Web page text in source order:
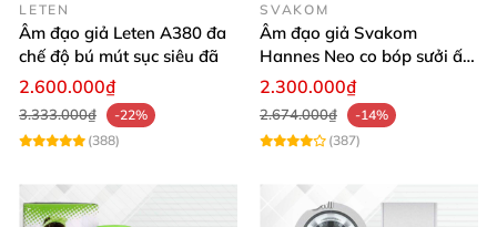
LETEN
Âm đạo giả Leten A380 đa
chế độ bú mút sục siêu đã
2.600.000₫
3.333.000₫
-22%
(388)
SVAKOM
Âm đạo giả Svakom
Hannes Neo co bóp sưởi ấm
điều khiển app tiện lợi kích
thích mạnh mẽ
2.300.000₫
2.674.000₫
-14%
(387)